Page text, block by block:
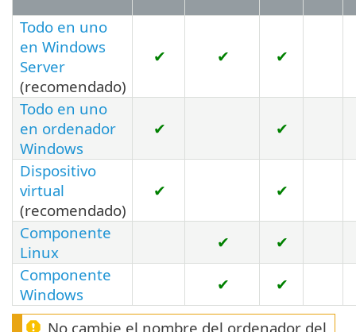
Todo en uno
en Windows
Server
(recomendado)
✔ ✔ ✔
Todo en uno
en ordenador
Windows
✔ ✔
Dispositivo
virtual
(recomendado)
✔ ✔
Componente
Linux
✔
✔
Componente
Windows
✔ ✔
No cambie el nombre del ordenador del